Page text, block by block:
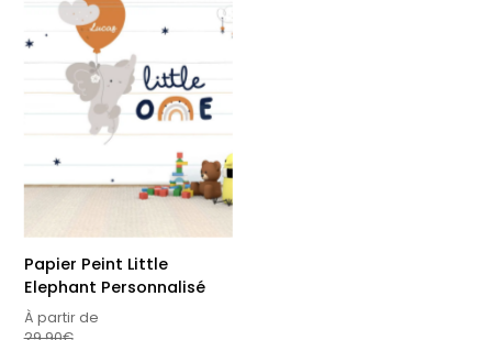
Papier Peint Little
Elephant Personnalisé
À partir de